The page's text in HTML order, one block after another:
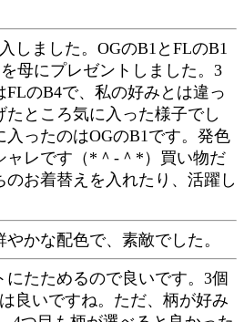
しました。OGのB1とFLのB1
母にプレゼントしました。3
のB4で、私の好みとは違っ
ところ気に入った様子でし
ったのはOGのB1です。発色
ャレです（*＾-＾*）買い物だ
お着替えを入れたり、活躍し
かな配色で、素敵でした。
たためるので良いです。3個
良いですね。ただ、柄が好み